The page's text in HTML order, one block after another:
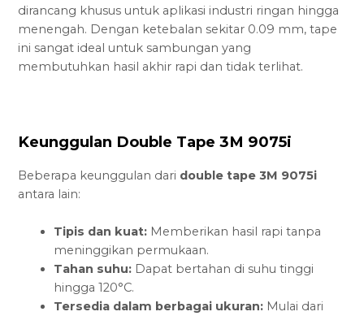
dirancang khusus untuk aplikasi industri ringan hingga
menengah. Dengan ketebalan sekitar 0.09 mm, tape
ini sangat ideal untuk sambungan yang
membutuhkan hasil akhir rapi dan tidak terlihat.
Keunggulan Double Tape 3M 9075i
Beberapa keunggulan dari double tape 3M 9075i
antara lain:
Tipis dan kuat: Memberikan hasil rapi tanpa
meninggikan permukaan.
Tahan suhu: Dapat bertahan di suhu tinggi
hingga 120°C.
Tersedia dalam berbagai ukuran: Mulai dari